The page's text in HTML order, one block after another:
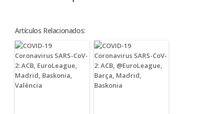
Artículos Relacionados: